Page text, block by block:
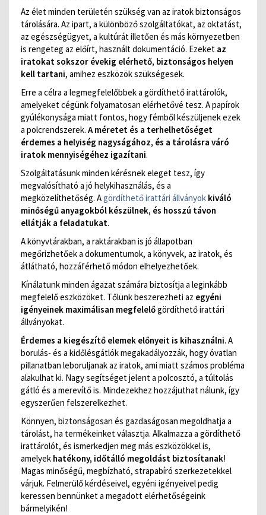
Az élet minden területén szükség van az iratok biztonságos
tárolására. Az ipart, a különböző szolgáltatókat, az oktatást,
az egészségügyet, a kultúrát illetően és más környezetben
is rengeteg az előírt, használt dokumentáció. Ezeket az
iratokat sokszor évekig elérhető, biztonságos helyen
kell tartani, amihez eszközök szükségesek.
Erre a célra a legmegfelelőbbek a gördíthető irattárolók,
amelyeket cégünk folyamatosan elérhetővé tesz. A papírok
gyúlékonysága miatt fontos, hogy fémből készüljenek ezek
a polcrendszerek. A méretet és a terhelhetőséget
érdemes a helyiség nagyságához, és a tárolásra váró
iratok mennyiségéhez igazítani.
Szolgáltatásunk minden kérésnek eleget tesz, így
megvalósítható a jó helykihasználás, és a
megközelíthetőség. Agördíthető irattári állványok kiváló
minőségű anyagokból készülnek, és hosszú távon
ellátják a feladatukat.
A könyvtárakban, a raktárakban is jó állapotban
megőrizhetőek a dokumentumok, a könyvek, az iratok, és
átlátható, hozzáférhető módon elhelyezhetőek.
Kínálatunk minden ágazat számára biztosítja a leginkább
megfelelő eszközöket. Tőlünk beszerezheti az egyéni
igényeinek maximálisan megfelelőgördíthető irattári
állványokat.
Érdemes a kiegészítő elemek előnyeit is kihasználni. A
borulás- és a kidőlésgátlók megakadályozzák, hogy óvatlan
pillanatban leboruljanak az iratok, ami miatt számos probléma
alakulhat ki. Nagy segítséget jelent a polcosztó, a túltolás
gátló és a merevítő is. Mindezekhez hozzájuthat nálunk, így
egyszerűen felszerelkezhet.
Könnyen, biztonságosan és gazdaságosan megoldhatja a
tárolást, ha termékeinket választja. Alkalmazza a gördíthető
irattárolót, és ismerkedjen meg más eszközökkel is,
amelyek hatékony, időtálló megoldást biztosítanak!
Magas minőségű, megbízható, strapabíró szerkezetekkel
várjuk. Felmerülő kérdéseivel, egyéni igényeivel pedig
keressen bennünket a megadott elérhetőségeink
bármelyikén!